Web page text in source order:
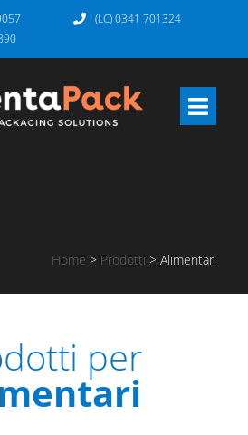
(LC) 0341 701324
Home > Prodotti > Alimentari
per